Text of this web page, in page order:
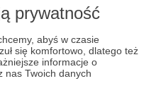
prywatność
abyś w czasie
się komfortowo, dlatego też
informacje o
nas Twoich danych
musisz być zalogowany